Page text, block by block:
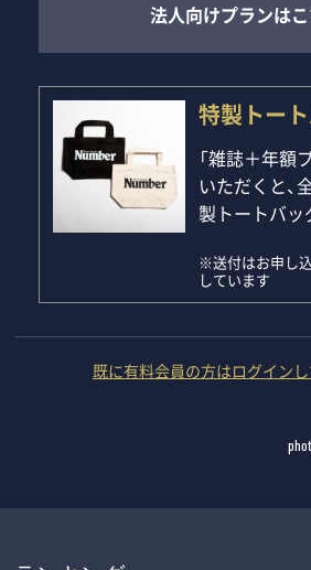
法人向けプランは
特製トート
「雑誌＋年額
いただくと
製トートバッ
※送付はお申し
しています
既に有料会員の方はログイン